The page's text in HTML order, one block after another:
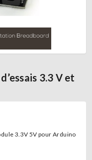
3.3 V et
3.3V 5V pour Arduino